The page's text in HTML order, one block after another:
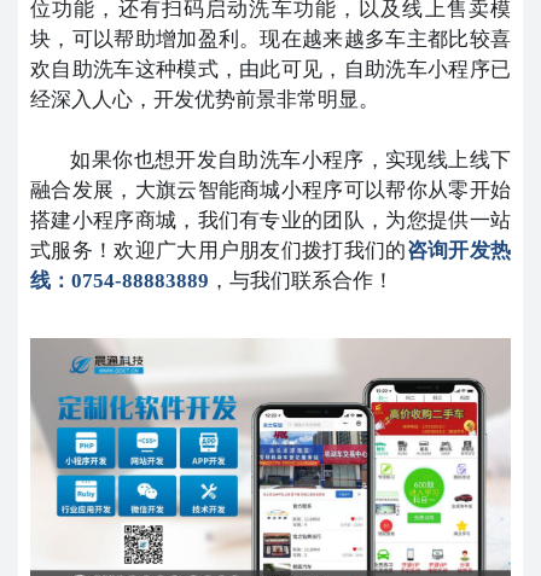
位功能，还有扫码启动洗车功能，以及线上售卖模
块，可以帮助增加盈利。现在越来越多车主都比较喜
欢自助洗车这种模式，由此可见，自助洗车小程序已
经深入人心，开发优势前景非常明显。
如果你也想开发自助洗车小程序，实现线上线下
融合发展，大旗云智能商城小程序可以帮你从零开始
搭建小程序商城，我们有专业的团队，为您提供一站
式服务！欢迎广大用户朋友们拨打我们的咨询开发热
线：0754-88883889 ，与我们联系合作！